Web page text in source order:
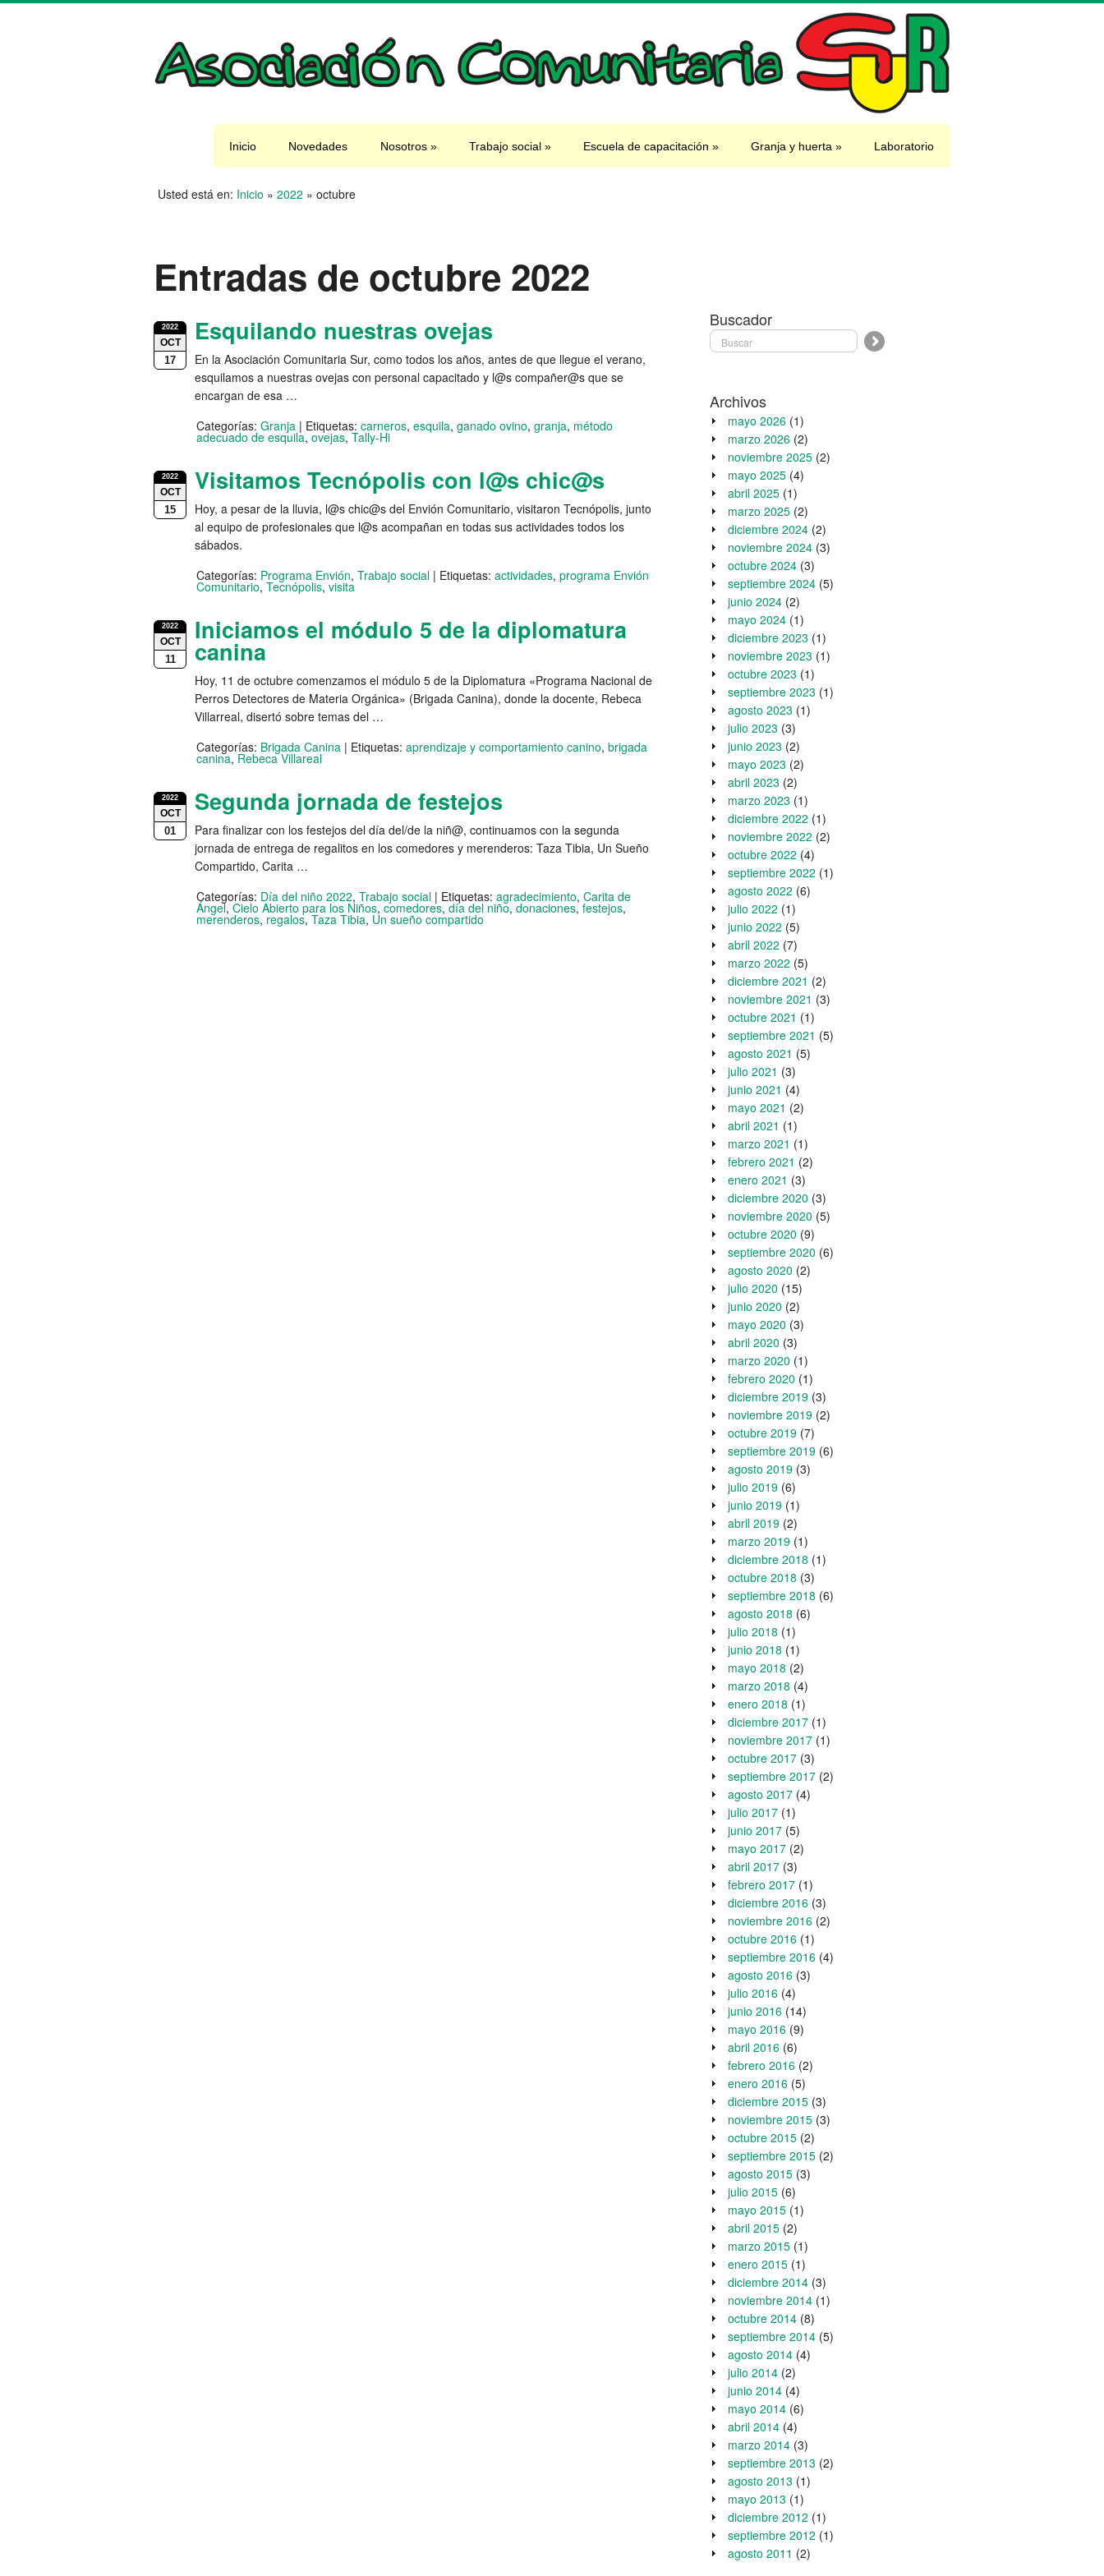
Inicio Novedades Nosotros» Trabajo social» Escuela de capacitación » Granja y huerta » Laboratorio
Usted está en: Inicio » 2022 » octubre
Entradas de octubre 2022
2022
OCT
17
Esquilando nuestras ovejas
En la Asociación Comunitaria Sur, como todos los años, antes de que llegue el verano,
esquilamos a nuestras ovejas con personal capacitado y l@s compañer@s que se
encargan de esa …
Categorías: Granja | Etiquetas: carneros, esquila, ganado ovino, granja, método
adecuado de esquila, ovejas, Tally-Hi
2022
OCT
15
Visitamos Tecnópolis con l@s chic@s
Hoy, a pesar de la lluvia, l@s chic@s del Envión Comunitario, visitaron Tecnópolis, junto
al equipo de profesionales que l@s acompañan en todas sus actividades todos los
sábados.
Categorías: Programa Envión, Trabajo social | Etiquetas: actividades, programa Envión
Comunitario, Tecnópolis, visita
2022
OCT
11
Iniciamos el módulo 5 de la diplomatura
canina
Hoy, 11 de octubre comenzamos el módulo 5 de la Diplomatura «Programa Nacional de
Perros Detectores de Materia Orgánica» (Brigada Canina), donde la docente, Rebeca
Villarreal, disertó sobre temas del …
Categorías: Brigada Canina | Etiquetas: aprendizaje y comportamiento canino, brigada
canina, Rebeca Villareal
2022
OCT
01
Segunda jornada de festejos
Para finalizar con los festejos del día del/de la niñ@, continuamos con la segunda
jornada de entrega de regalitos en los comedores y merenderos: Taza Tibia, Un Sueño
Compartido, Carita …
Categorías: Día del niño 2022, Trabajo social | Etiquetas: agradecimiento, Carita de
Ángel, Cielo Abierto para los Niños, comedores, día del niño, donaciones, festejos,
merenderos, regalos, Taza Tibia, Un sueño compartido
Buscador
Archivos
mayo 2026(1)
marzo 2026(2)
noviembre 2025(2)
mayo 2025(4)
abril 2025(1)
marzo 2025(2)
diciembre 2024(2)
noviembre 2024(3)
octubre 2024(3)
septiembre 2024(5)
junio 2024(2)
mayo 2024(1)
diciembre 2023 (1)
noviembre 2023 (1)
octubre 2023 (1)
septiembre 2023 (1)
agosto 2023 (1)
julio 2023 (3)
junio 2023 (2)
mayo 2023 (2)
abril 2023 (2)
marzo 2023 (1)
diciembre 2022 (1)
noviembre 2022 (2)
octubre 2022 (4)
septiembre 2022 (1)
agosto 2022 (6)
julio 2022 (1)
junio 2022 (5)
abril 2022 (7)
marzo 2022 (5)
diciembre 2021 (2)
noviembre 2021 (3)
octubre 2021 (1)
septiembre 2021 (5)
agosto 2021 (5)
julio 2021 (3)
junio 2021 (4)
mayo 2021 (2)
abril 2021 (1)
marzo 2021 (1)
febrero 2021 (2)
enero 2021 (3)
diciembre 2020 (3)
noviembre 2020 (5)
octubre 2020 (9)
septiembre 2020 (6)
agosto 2020 (2)
julio 2020 (15)
junio 2020 (2)
mayo 2020 (3)
abril 2020 (3)
marzo 2020 (1)
febrero 2020 (1)
diciembre 2019(3)
noviembre 2019(2)
octubre 2019(7)
septiembre 2019(6)
agosto 2019(3)
julio 2019(6)
junio 2019(1)
abril 2019(2)
marzo 2019(1)
diciembre 2018 (1)
octubre 2018 (3)
septiembre 2018 (6)
agosto 2018 (6)
julio 2018 (1)
junio 2018 (1)
mayo 2018 (2)
marzo 2018 (4)
enero 2018 (1)
diciembre 2017(1)
noviembre 2017(1)
octubre 2017(3)
septiembre 2017(2)
agosto 2017(4)
julio 2017(1)
junio 2017(5)
mayo 2017(2)
abril 2017(3)
febrero 2017(1)
diciembre 2016(3)
noviembre 2016(2)
octubre 2016(1)
septiembre 2016(4)
agosto 2016(3)
julio 2016(4)
junio 2016(14)
mayo 2016(9)
abril 2016(6)
febrero 2016(2)
enero 2016(5)
diciembre 2015(3)
noviembre 2015(3)
octubre 2015(2)
septiembre 2015(2)
agosto 2015(3)
julio 2015(6)
mayo 2015(1)
abril 2015(2)
marzo 2015(1)
enero 2015(1)
diciembre 2014(3)
noviembre 2014(1)
octubre 2014(8)
septiembre 2014(5)
agosto 2014(4)
julio 2014(2)
junio 2014(4)
mayo 2014(6)
abril 2014(4)
marzo 2014(3)
septiembre 2013 (2)
agosto 2013 (1)
mayo 2013 (1)
diciembre 2012 (1)
septiembre 2012 (1)
agosto 2011 (2)